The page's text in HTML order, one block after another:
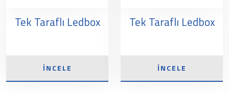
Tek Taraflı Ledbox
İNCELE
Tek Taraflı Ledbox
İNCELE